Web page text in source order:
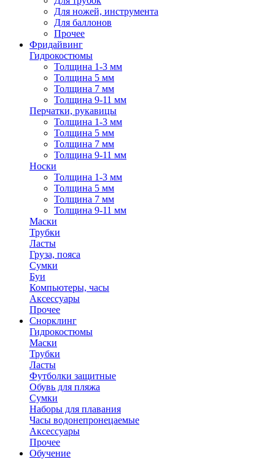
Для ножей, инструмента
Для баллонов
Прочее
Фридайвинг
Гидрокостюмы
Толщина 1-3 мм
Толщина 5 мм
Толщина 7 мм
Толщина 9-11 мм
Перчатки, рукавицы
Толщина 1-3 мм
Толщина 5 мм
Толщина 7 мм
Толщина 9-11 мм
Носки
Толщина 1-3 мм
Толщина 5 мм
Толщина 7 мм
Толщина 9-11 мм
Маски
Трубки
Ласты
Груза, пояса
Сумки
Буи
Компьютеры, часы
Аксессуары
Прочее
Снорклинг
Гидрокостюмы
Маски
Трубки
Ласты
Футболки защитные
Обувь для пляжа
Сумки
Наборы для плавания
Часы водонепронецаемые
Аксессуары
Прочее
Обучение